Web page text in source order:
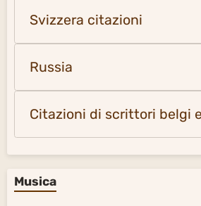
Svizzera citazioni
Russia
Citazioni di scrittori belgi
Musica